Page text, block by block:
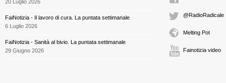
20 Luglio 2026
FaiNotizia - Il lavoro di cura. La puntata settimanale
6 Luglio 2026
FaiNotizia - Sanità al bivio. La puntata settimanale
29 Giugno 2026
@RadioRadicale
Melting Pot
Fainotizia video